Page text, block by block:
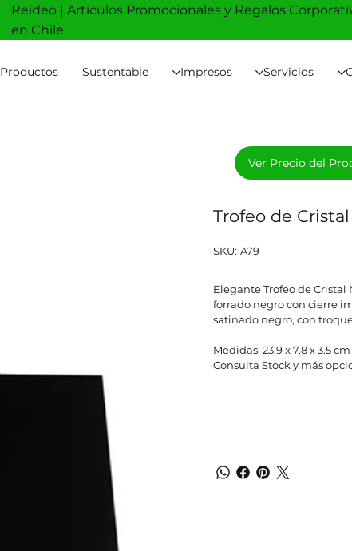
Productos Sustentable Impresos Servicios
Reideo | Artículos Promocionales y Regalos
en Chile
Trofeo de
SKU:
SKU
A79
A79
Elegante Trofeo de Cristal
forrado negro con cierre
satinado negro, con
Medidas: 23.9 x 7.8 x 3.5 cm
Consulta Stock y más
Ver Precio del